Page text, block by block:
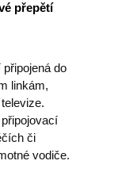
přepětí
do
linkám,
či
vodiče.